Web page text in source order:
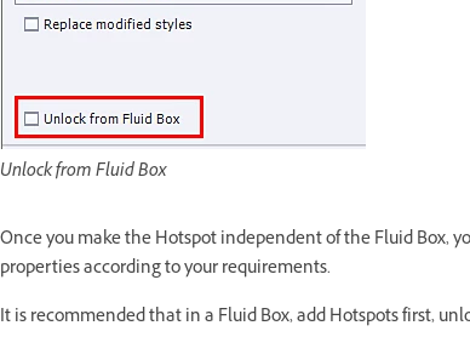
Unlock from Fluid Box
Once you make the Hotspot independent of the Fluid Box,
properties according to your requirements.
It is recommended that in a Fluid Box, add Hotspots first,